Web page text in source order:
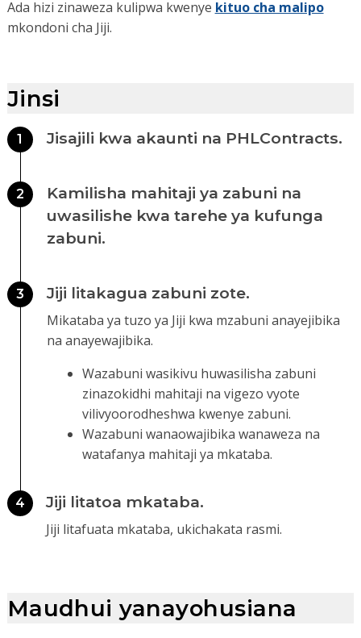
Ada hizi zinaweza kulipwa kwenye kituo cha malipo
mkondoni cha Jiji.
Jinsi
1 Jisajili kwa akaunti na PHLContracts.
2
Kamilisha mahitaji ya zabuni na
uwasilishe kwa tarehe ya kufunga
zabuni.
3 Jiji litakagua zabuni zote.
Mikataba ya tuzo ya Jiji kwa mzabuni anayejibika
na anayewajibika.
Wazabuni wasikivu huwasilisha zabuni
zinazokidhi mahitaji na vigezo vyote
vilivyoorodheshwa kwenye zabuni.
Wazabuni wanaowajibika wanaweza na
watafanya mahitaji ya mkataba.
4 Jiji litatoa mkataba.
Jiji litafuata mkataba, ukichakata rasmi.
Maudhui yanayohusiana